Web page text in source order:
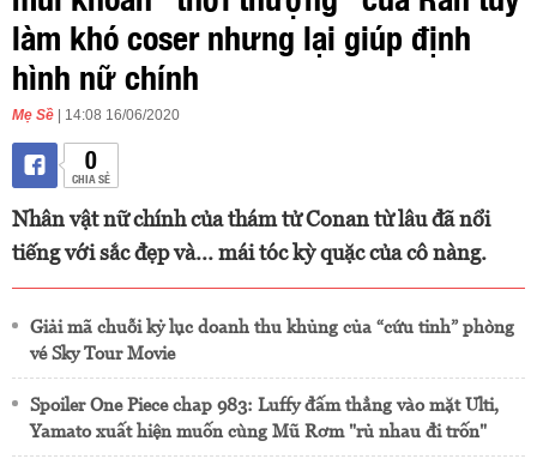
làm khó coser nhưng lại giúp định
hình nữ chính
Mẹ Sề | 14:08 16/06/2020
0
CHIA SẺ
Nhân vật nữ chính của thám tử Conan từ lâu đã nổi
tiếng với sắc đẹp và... mái tóc kỳ quặc của cô nàng.
Giải mã chuỗi kỷ lục doanh thu khủng của “cứu tinh” phòng
vé Sky Tour Movie
Spoiler One Piece chap 983: Luffy đấm thẳng vào mặt Ulti,
Yamato xuất hiện muốn cùng Mũ Rơm "rủ nhau đi trốn"